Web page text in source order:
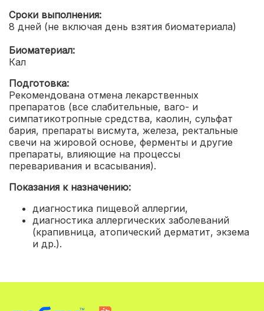
Сроки выполнения:
8 дней (не включая день взятия биоматериала)
Биоматериал:
Кал
Подготовка:
Рекомендована отмена лекарственных
препаратов (все слабительные, ваго- и
симпатикотропные средства, каолин, сульфат
бария, препараты висмута, железа, ректальные
свечи на жировой основе, ферменты и другие
препараты, влияющие на процессы
переваривания и всасывания).
Показания к назначению:
диагностика пищевой аллергии,
диагностика аллергических заболеваний
(крапивница, атопический дерматит, экзема
и др.).